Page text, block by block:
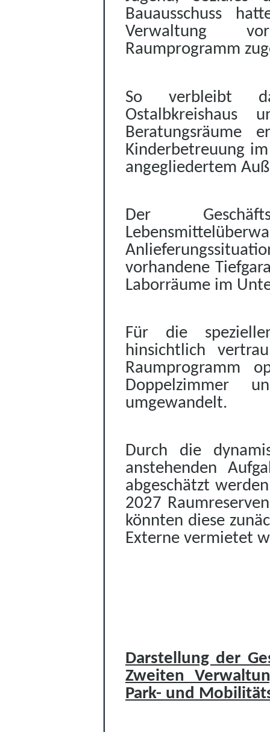
Bauausschuss
Verwaltung
Raumprogramm
So verbleibt
Beratungsräume
Kinderbetreuung
angegliedertem
Der
vorhandene
Laborräume im
Für die
hinsichtlich
Raumprogramm
Doppelzimmer
umgewandelt.
Durch die
anstehenden
abgeschätzt
2027
könnten diese
Externe vermietet
Darstellung der
Zweiten
Park- und